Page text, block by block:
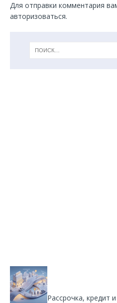
Для отправки комментария
авторизоваться.
Рассрочка, кредит